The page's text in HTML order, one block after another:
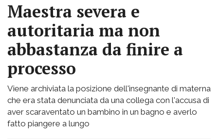
Maestra severa e
autoritaria ma non
abbastanza da finire a
processo
Viene archiviata la posizione dell'insegnante di materna
che era stata denunciata da una collega con l'accusa di
aver scaraventato un bambino in un bagno e averlo
fatto piangere a lungo